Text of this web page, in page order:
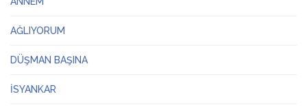
AĞLIYORUM
DÜŞMAN BAŞINA
İSYANKAR